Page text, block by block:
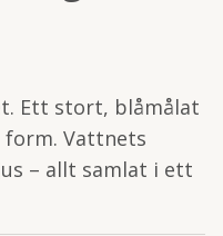
Ett stort, blåmålat
form. Vattnets
– allt samlat i ett